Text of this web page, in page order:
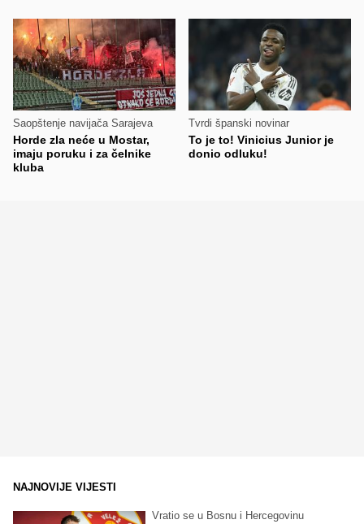
Saopštenje navijača Sarajeva
Horde zla neće u Mostar,
imaju poruku i za čelnike
kluba
Tvrdi španski novinar
To je to! Vinicius Junior je
donio odluku!
NAJNOVIJE VIJESTI
Vratio se u Bosnu i Hercegovinu